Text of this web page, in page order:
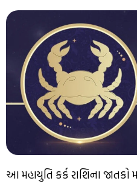
આ મહાયુતિ કર્ક રાશિના